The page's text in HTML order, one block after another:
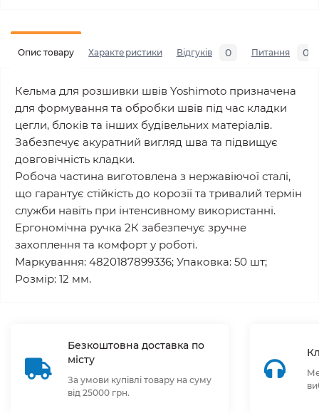
Опис товару Характеристики Відгуків 0 Питання 0
Кельма для розшивки швів Yoshimoto призначена
для формування та обробки швів під час кладки
цегли, блоків та інших будівельних матеріалів.
Забезпечує акуратний вигляд шва та підвищує
довговічність кладки.
Робоча частина виготовлена з нержавіючої сталі,
що гарантує стійкість до корозії та тривалий термін
служби навіть при інтенсивному використанні.
Ергономічна ручка 2К забезпечує зручне
захоплення та комфорт у роботі.
Маркування: 4820187899336; Упаковка: 50 шт;
Розмір: 12 мм.
Безкоштовна доставка по
місту
За умови купівлі товару на суму
від 25000 грн.